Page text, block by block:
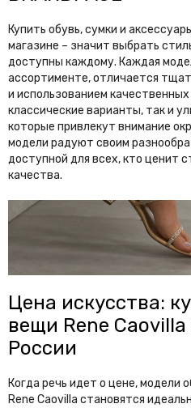
K
Karen Walker
Kiton
L
Linda Farrow
Longines
Louis Vuitton
M
Mach & Mach
Maison Mihara Yasuhiro
Купить обувь, сумки и
магазине – значит выбрать
доступны каждому. Каждая
ассортименте, отличается
и использованием
классические варианты, так и
которые привлекут внимание
модели радуют своим
доступной для всех, кто ценит
качества.
Цена искусства:
вещи Rene
России
Когда речь идет о цене, модели
Rene Caovilla становятся